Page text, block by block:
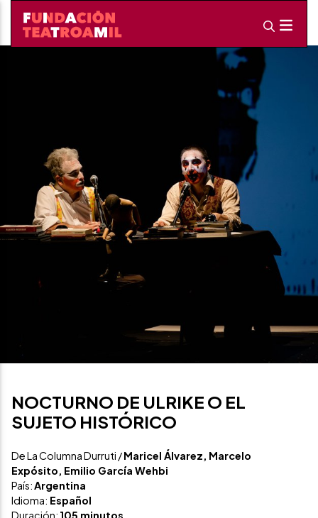
NOCTURNO DE ULRIKE O EL
SUJETO HISTÓRICO
De La Columna Durruti /Maricel Álvarez, Marcelo
Expósito, Emilio García Wehbi
País:Argentina
Idioma: Español
Duración: 105 minutos